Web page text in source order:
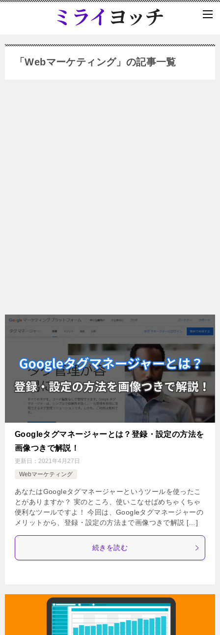
「Webマーケティング」の記事一覧
Googleタグマネージャーとは？登録・設定の方法を
画像つきで解説！
更新日： 2021年4月27日
Webマーケティング
あなたはGoogleタグマネージャーというツールを使ったこ
とがありますか？ 実のところ、使いこなせばめちゃくちゃ
便利なツールですよ！ 今回は、Googleタグマネージャーの
メリットから、登録・設定の方法まで画像つきで解説 […]
続きを読む